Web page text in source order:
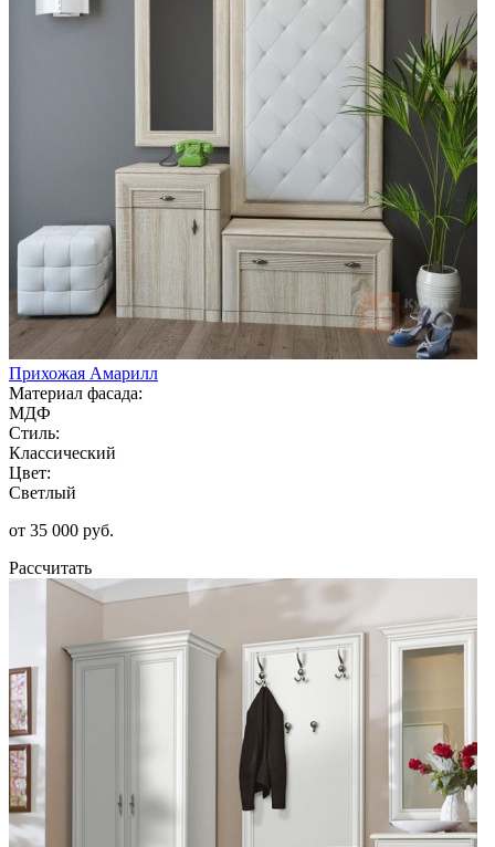
Прихожая Амарилл
Материал фасада:
МДФ
Стиль:
Классический
Цвет:
Светлый
от 35 000 руб.
Рассчитать